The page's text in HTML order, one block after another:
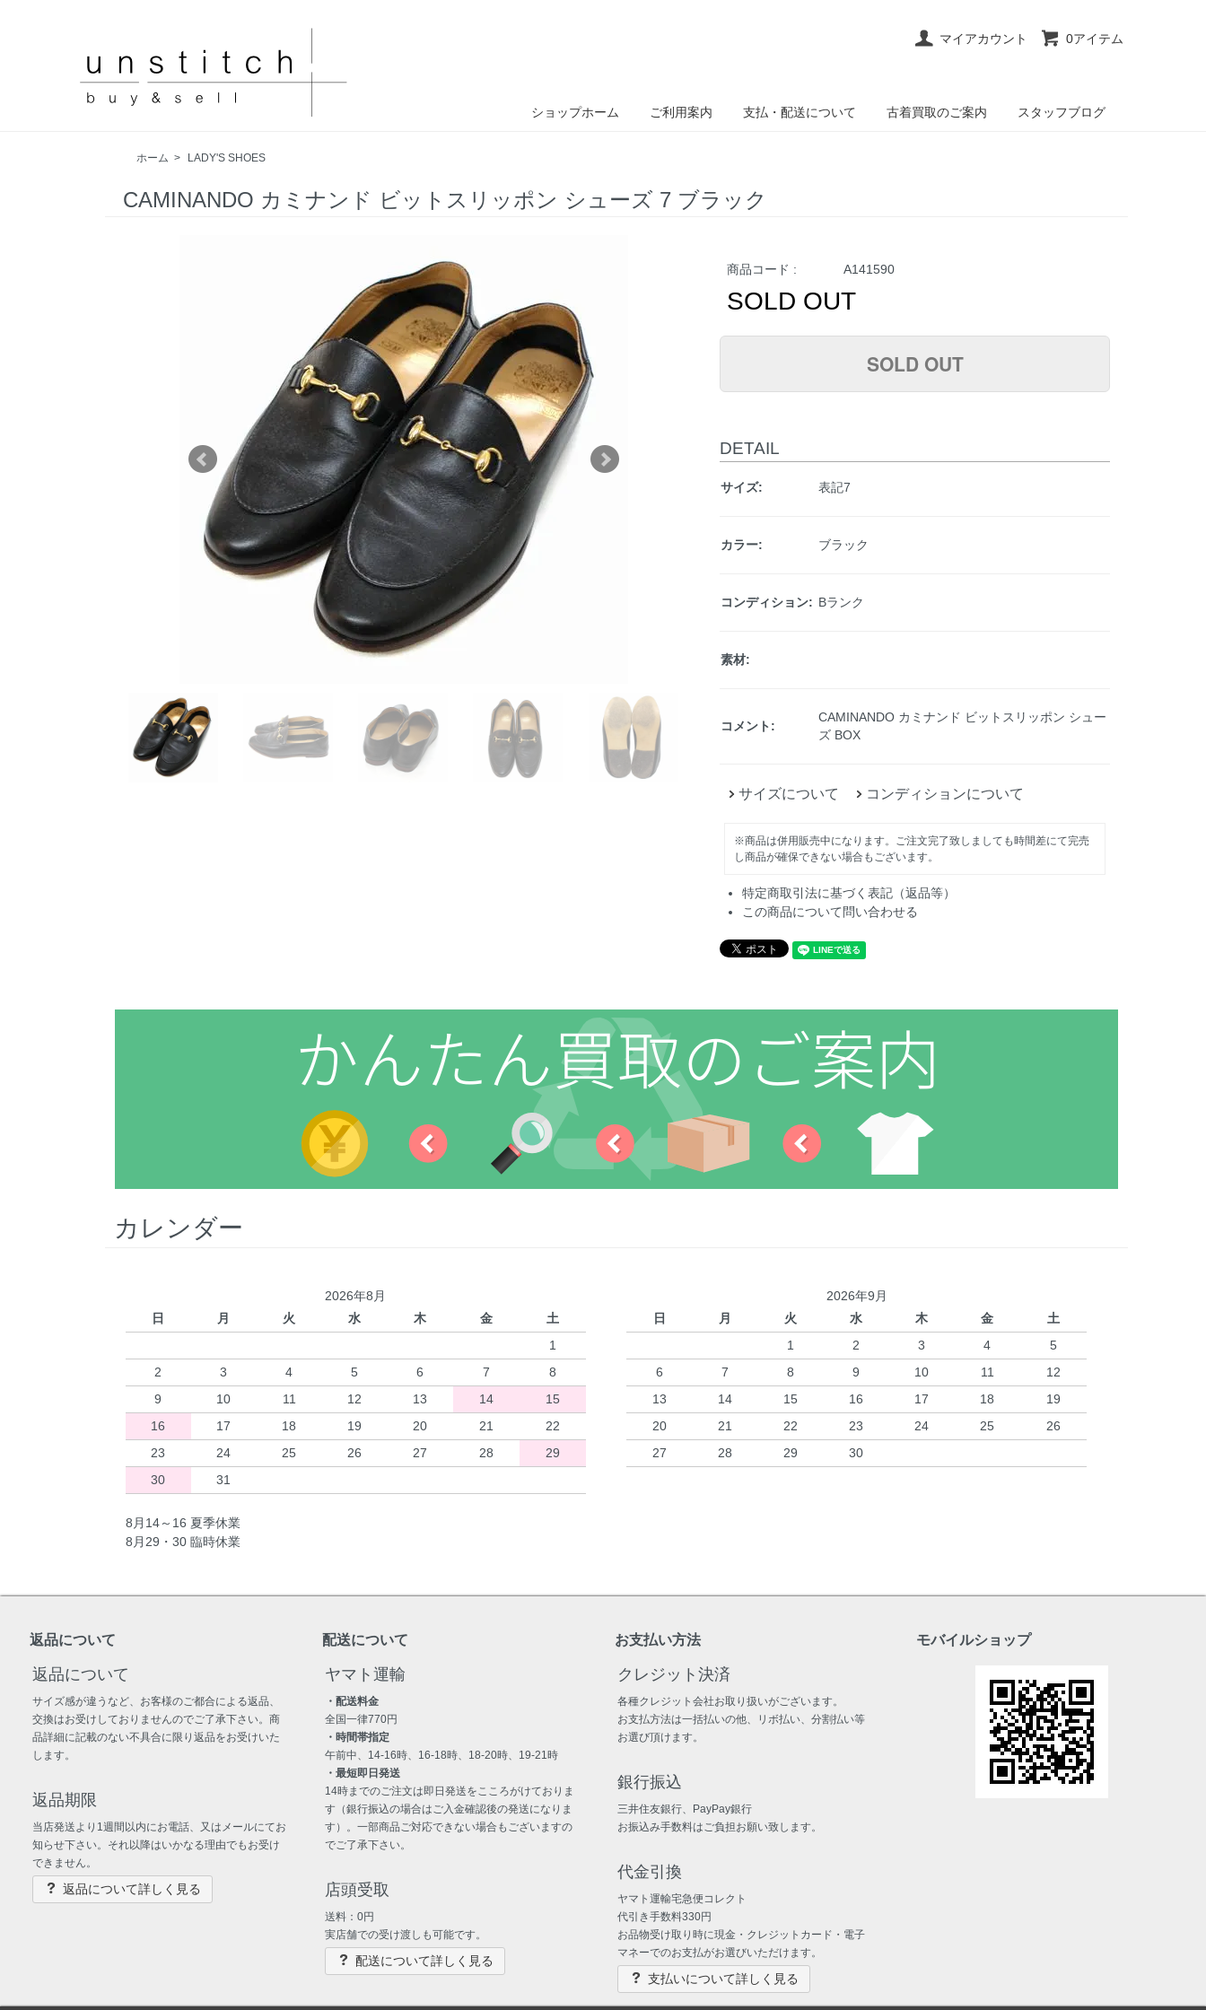
マイアカウント 0アイテム
ショップホーム ご利用案内 支払・配送について 古着買取のご案内 スタッフブログ
ホーム > LADY'S SHOES
CAMINANDO カミナンド ビットスリッポン シューズ 7 ブラック
商品コード : A141590
SOLD OUT
SOLD OUT
DETAIL
サイズ: 表記7
カラー: ブラック
コンディション: Bランク
素材:
コメント:
CAMINANDO カミナンド ビットスリッポン シュー
ズ BOX
サイズについて コンディションについて
※商品は併用販売中になります。ご注文完了致しましても時間差にて完売
し商品が確保できない場合もございます。
特定商取引法に基づく表記（返品等）
この商品について問い合わせる
カレンダー
2026年8月
日
月 火 水 木 金
土
1
2
3 4 5 6 7
8
9
10 11 12 13 14
15
16
17 18 19 20 21
22
23
24 25 26 27 28
29
30
31
2026年9月
日
月 火 水 木 金
土
1
2 3 4
5
6
7 8 9 10 11
12
13
14 15 16 17 18
19
20
21 22 23 24 25
26
27
28 29 30
8月14～16 夏季休業
8月29・30 臨時休業
返品について
返品について
サイズ感が違うなど、お客様のご都合による返品、
交換はお受けしておりませんのでご了承下さい。商
品詳細に記載のない不具合に限り返品をお受けいた
します。
返品期限
当店発送より1週間以内にお電話、又はメールにてお
知らせ下さい。それ以降はいかなる理由でもお受け
できません。
返品について詳しく見る
配送について
ヤマト運輸
・配送料金
全国一律770円
・時間帯指定
午前中、14-16時、16-18時、18-20時、19-21時
・最短即日発送
14時までのご注文は即日発送をこころがけておりま
す（銀行振込の場合はご入金確認後の発送になりま
す）。一部商品ご対応できない場合もございますの
でご了承下さい。
店頭受取
送料：0円
実店舗での受け渡しも可能です。
配送について詳しく見る
お支払い方法
クレジット決済
各種クレジット会社お取り扱いがございます。
お支払方法は一括払いの他、リボ払い、分割払い等
お選び頂けます。
銀行振込
三井住友銀行、PayPay銀行
お振込み手数料はご負担お願い致します。
代金引換
ヤマト運輸宅急便コレクト
代引き手数料330円
お品物受け取り時に現金・クレジットカード・電子
マネーでのお支払がお選びいただけます。
支払いについて詳しく見る
モバイルショップ